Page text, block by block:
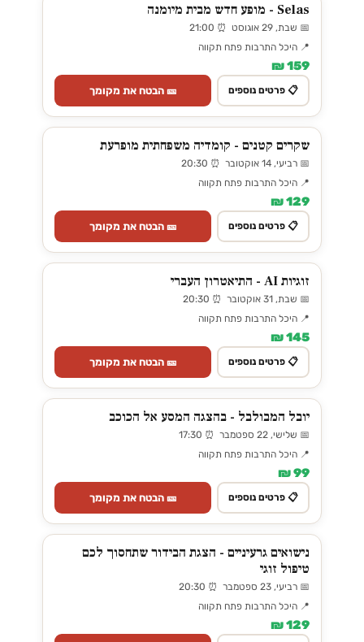
Selas - מופע חדש מבית מיומנה
📅 שבת, 29 אוגוסט ⏰ 21:00
📍 היכל התרבות פתח תקווה
159 ₪
📋 פרטים נוספים 🎫 הבטח את מקומך
שקרים קטנים - קומדיה משפחתית מופרעת
📅 רביעי, 14 אוקטובר ⏰ 20:30
📍 היכל התרבות פתח תקווה
129 ₪
📋 פרטים נוספים 🎫 הבטח את מקומך
זוגיות AI - התיאטרון העברי
📅 שבת, 31 אוקטובר ⏰ 20:30
📍 היכל התרבות פתח תקווה
145 ₪
📋 פרטים נוספים 🎫 הבטח את מקומך
יובל המבולבל - בהצגה המסע אל הכוכב
📅 שלישי, 22 ספטמבר ⏰ 17:30
📍 היכל התרבות פתח תקווה
99 ₪
📋 פרטים נוספים 🎫 הבטח את מקומך
נישואים גרעיניים - הצגת הבידור שתחסוך לכם
טיפול זוגי
📅 רביעי, 23 ספטמבר ⏰ 20:30
📍 היכל התרבות פתח תקווה
129 ₪